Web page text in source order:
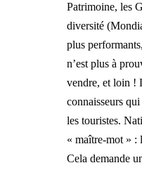
Patrimoine, les
diversité
plus
n’est plus à
vendre, et loin !
connaisseurs
les touristes.
« maître-mot » :
Cela demande